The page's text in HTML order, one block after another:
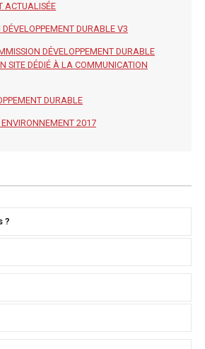
ACTUALISÉE
DURABLE V3
DÉVELOPPEMENT DURABLE
SITE DÉDIÉ À LA COMMUNICATION
DURABLE
2017
?